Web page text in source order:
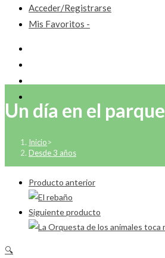
Acceder/Registrarse
Mis Favoritos -
Un día en el parque
Inicio>
Desde 3 años
Producto anterior
Siguiente producto
🔍